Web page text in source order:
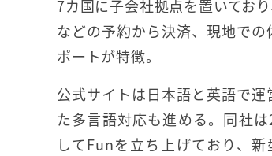
7カ国に子会社拠点を置いてお
などの予約から決済、現地で
ポートが特徴。
公式サイトは日本語と英語で
た多言語対応も進める。同社
してFunを立ち上げており、